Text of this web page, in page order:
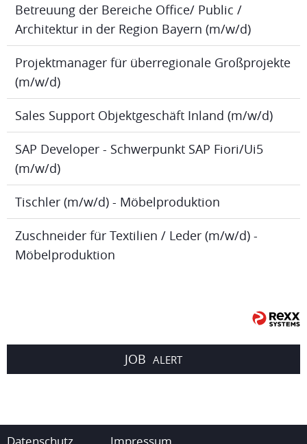
Betreuung der Bereiche Office/ Public /
Architektur in der Region Bayern (m/w/d)
Projektmanager für überregionale Großprojekte
(m/w/d)
Sales Support Objektgeschäft Inland (m/w/d)
SAP Developer - Schwerpunkt SAP Fiori/Ui5
(m/w/d)
Tischler (m/w/d) - Möbelproduktion
Zuschneider für Textilien / Leder (m/w/d) -
Möbelproduktion
JOB ALERT